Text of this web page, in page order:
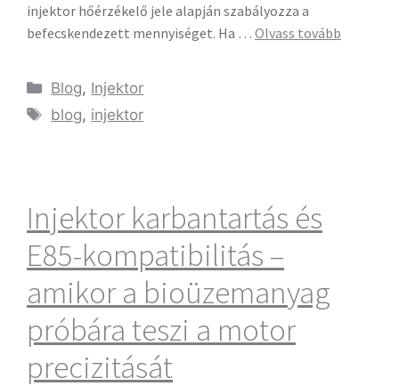
injektor hőérzékelő jele alapján szabályozza a
befecskendezett mennyiséget. Ha … Olvass tovább
Blog, Injektor
blog, injektor
Injektor karbantartás és
E85-kompatibilitás –
amikor a bioüzemanyag
próbára teszi a motor
precizitását